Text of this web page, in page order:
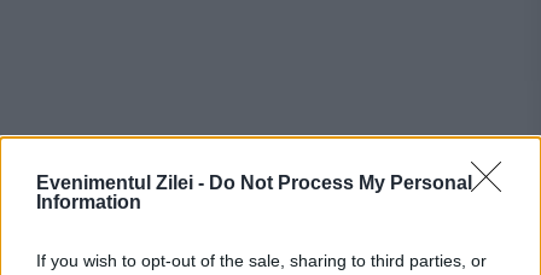
Evenimentul Zilei - Do Not Process My Personal
Information
If you wish to opt-out of the sale, sharing to third parties, or